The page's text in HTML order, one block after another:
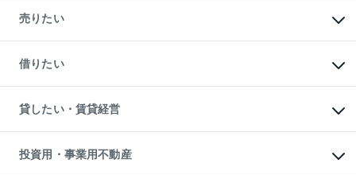
新築・分譲マンションの購入
中古マンションの購入
一戸建ての購入
中古一戸建ての購入
不動産購入の流れ
注目キーワード物件特集
購入ガイド
English 繁体中文簡体中文
売りたい
一戸建ての売却・査定
土地の売却・査定
スピードAI査定
不動産査定について
不動産売却の流れ
不動産買換えの流れ
売却ガイド
借りたい
オフィス・店舗の賃貸
借りるときの流れ
借りるガイド
貸したい・賃貸経営
マンション賃料データ
賃貸管理プラン
投資用・事業用不動産